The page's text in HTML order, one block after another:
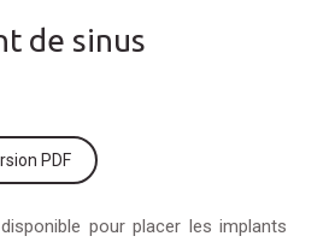
de sinus
PDF
pour placer les implants